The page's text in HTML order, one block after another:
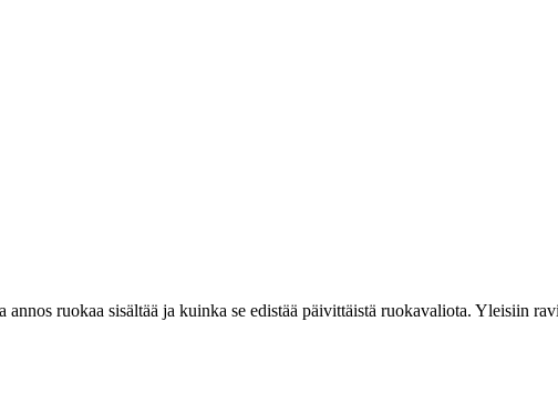
ruokaa sisältää ja kuinka se edistää päivittäistä ruokavaliota. Yleisiin